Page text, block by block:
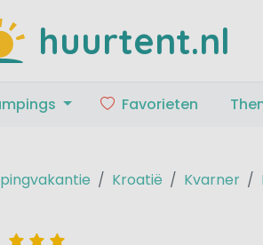
huurtent.nl
Favorieten
Kroatië Kvarner